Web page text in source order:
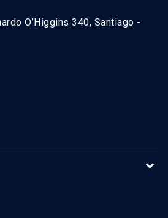
O’Higgins 340, Santiago -